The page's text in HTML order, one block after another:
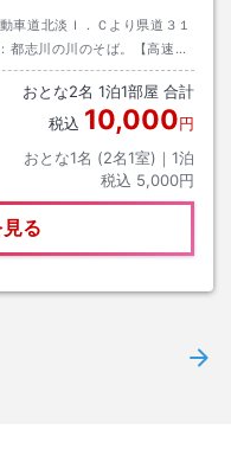
車道北淡Ｉ．Ｃより県道３１
都志川の川のそば。【高速バ
。
おとな2名 1泊1部屋 合計
税込 10,000円
おとな1名 (2名1室)｜ 1泊
税込 5,000円
る